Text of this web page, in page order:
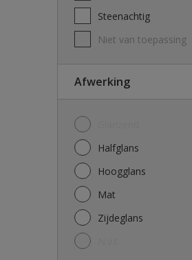
Steenachtig
Niet van toepassing
Afwerking
Halfglans
Hoogglans
Mat
Zijdeglans